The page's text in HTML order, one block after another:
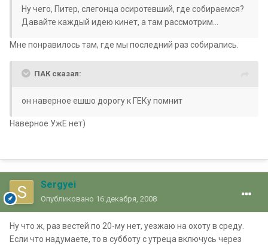
Ну чего, Питер, слегонца осиротевший, где собираемся?
Давайте каждый идею кинет, а там рассмотрим...
Мне понравилось там, где мы последний раз собирались.
ПАК сказал:
он наверное ешшо дорогу к ГЕКу помнит
Наверное УжЕ нет)
Sergyei
Опубликовано 16 декабря, 2008
Ну что ж, раз вестей по 20-му нет, уезжаю на охоту в среду.
Если что надумаете, то в субботу с утреца включусь через